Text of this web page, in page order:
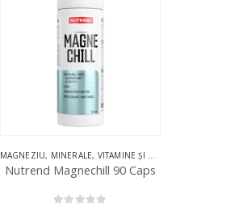
MAGNEZIU, MINERALE, VITAMINE ȘI MINERALE
Nutrend Magnechill 90 Caps